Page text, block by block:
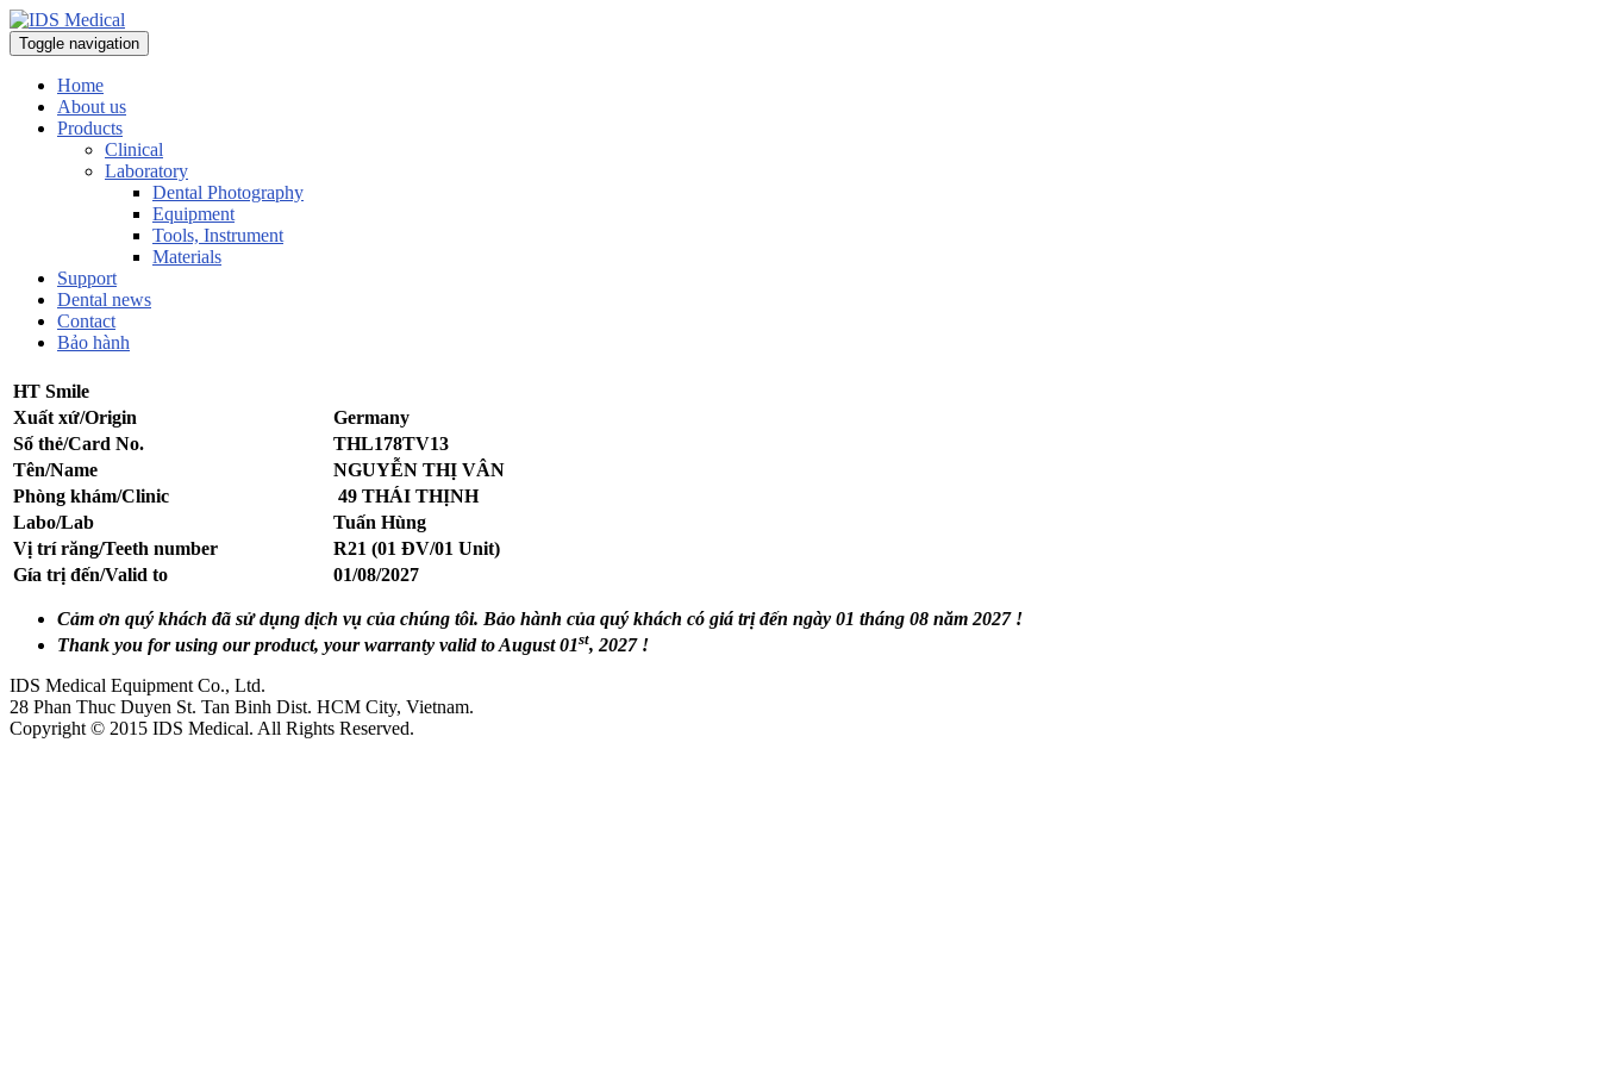
Toggle navigation
Home
About us
Products
Clinical
Laboratory
Dental Photography
Equipment
Tools, Instrument
Materials
Support
Dental news
Contact
Bảo hành
HT Smile
Xuất xứ/Origin
Germany
Số thẻ/Card No.
THL178TV13
Tên/Name
NGUYỄN THỊ VÂN
Phòng khám/Clinic
49 THÁI THỊNH
Labo/Lab
Tuấn Hùng
Vị trí răng/Teeth number
R21 (01 ĐV/01 Unit)
Gía trị đến/Valid to
01/08/2027
Cảm ơn quý khách đã sửdụng dịch vụ của chúng tôi. Bảo hành của quý khách có giá trịđến ngày 01 tháng 08 năm 2027 !
Thank you for using our product, your warranty valid to August 01st, 2027 !
IDS Medical Equipment Co., Ltd.
28 Phan Thuc Duyen St. Tan Binh Dist. HCM City, Vietnam.
Copyright © 2015 IDS Medical. All Rights Reserved.